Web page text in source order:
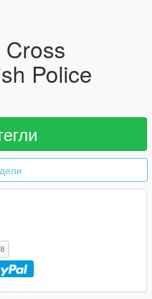
Police